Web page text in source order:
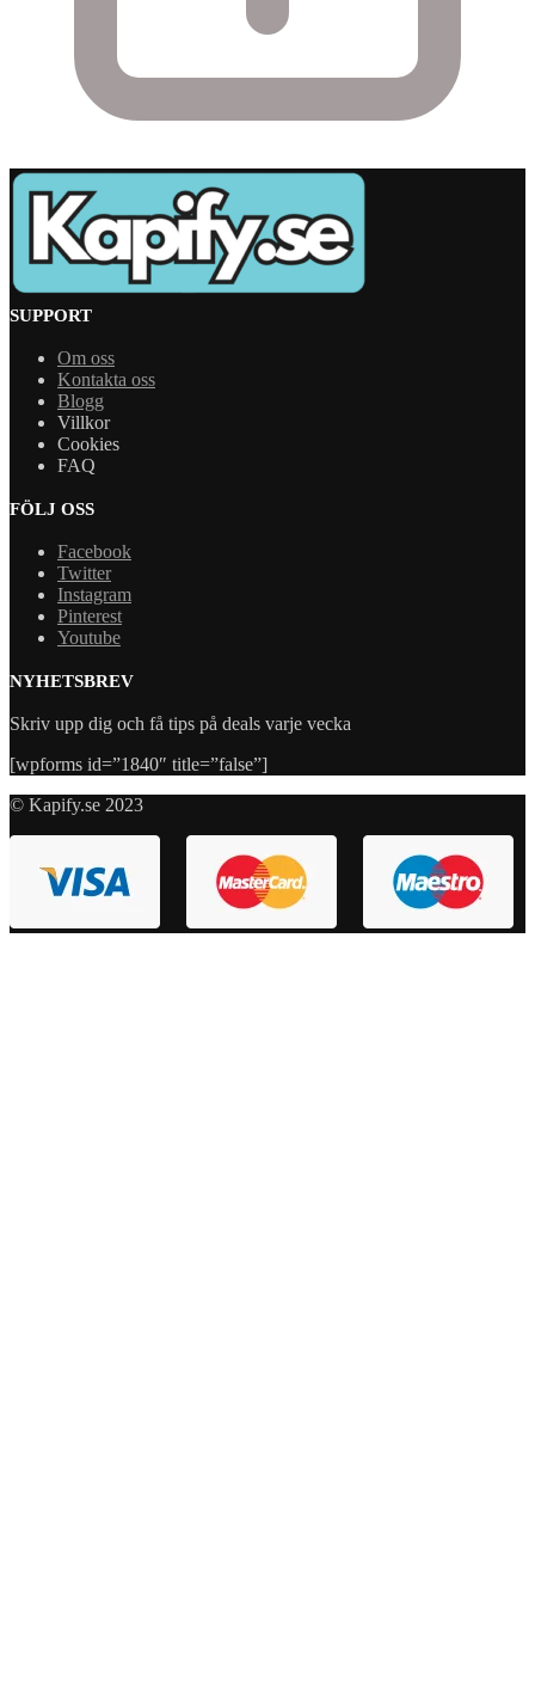
SUPPORT
Om oss
Kontakta oss
Blogg
Villkor
Cookies
FAQ
FÖLJ OSS
Facebook
Twitter
Instagram
Pinterest
Youtube
NYHETSBREV
Skriv upp dig och få tips på deals varje vecka
[wpforms id=”1840″ title=”false”]
© Kapify.se 2023